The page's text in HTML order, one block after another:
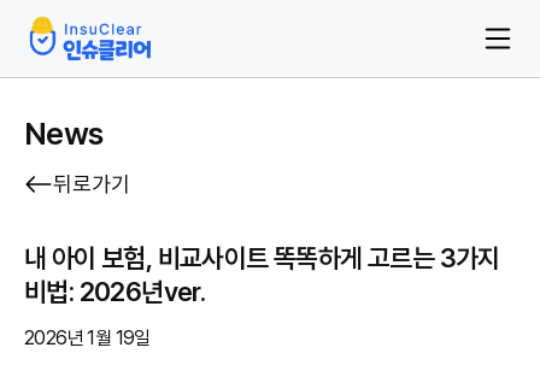
News
뒤로가기
내 아이 보험, 비교사이트 똑똑하게 고르는 3가지
비법: 2026년ver.
2026년 1월 19일